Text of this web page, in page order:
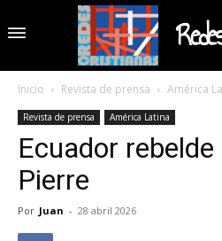
Inicio Revista de prensa América
Revista de prensa América Latina
Ecuador
Pierre
Por Juan - 28 abril 2026